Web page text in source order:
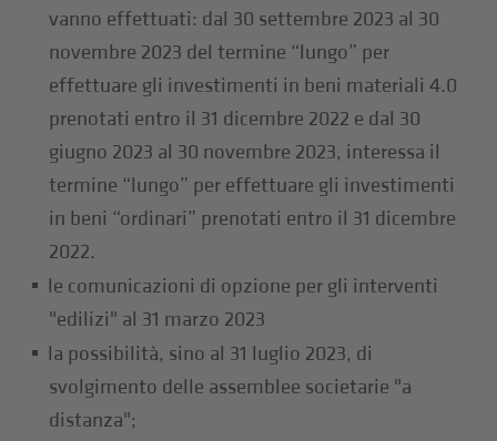
vanno effettuati: dal 30 settembre 2023 al 30
novembre 2023 del termine “lungo” per
effettuare gli investimenti in beni materiali 4.0
prenotati entro il 31 dicembre 2022 e dal 30
giugno 2023 al 30 novembre 2023, interessa il
termine “lungo” per effettuare gli investimenti
in beni “ordinari” prenotati entro il 31 dicembre
2022.
le comunicazioni di opzione per gli interventi
"edilizi" al 31 marzo 2023
la possibilità, sino al 31 luglio 2023, di
svolgimento delle assemblee societarie "a
distanza";